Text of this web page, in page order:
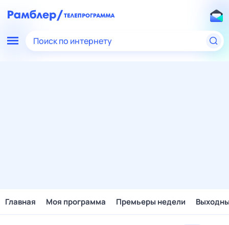
Поиск по интернету
Главная Моя программа Премьеры недели